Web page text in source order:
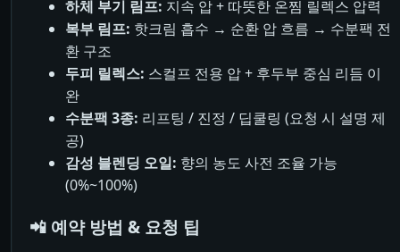
하체 부기 림프: 지속 압 + 따뜻한 온찜 릴렉스 압력
복부 림프: 핫크림 흡수 → 순환 압 흐름 → 수분팩 전
환 구조
두피 릴렉스: 스컬프 전용 압 + 후두부 중심 리듬 이
완
수분팩 3종: 리프팅 / 진정 / 딥쿨링 (요청 시 설명 제
공)
감성 블렌딩 오일: 향의 농도 사전 조율 가능
(0%~100%)
📲 예약 방법 & 요청 팁